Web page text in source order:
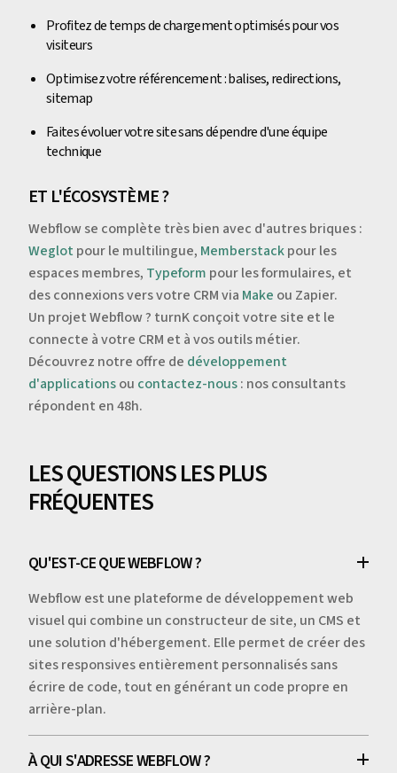
Profitez de temps de chargement optimisés pour vos
visiteurs
Optimisez votre référencement : balises, redirections,
sitemap
Faites évoluer votre site sans dépendre d'une équipe
technique
ET L'ÉCOSYSTÈME ?
Webflow se complète très bien avec d'autres briques :
Weglot pour le multilingue, Memberstackpour les
espaces membres, Typeform pour les formulaires, et
des connexions vers votre CRM via Make ou Zapier.
Un projet Webflow ? turnK conçoit votre site et le
connecte à votre CRM et à vos outils métier.
Découvrez notre offre de développement
d'applicationsou contactez-nous: nos consultants
répondent en 48h.
LES QUESTIONS LES PLUS
FRÉQUENTES
QU'EST-CE QUE WEBFLOW ?
Webflow est une plateforme de développement web
visuel qui combine un constructeur de site, un CMS et
une solution d'hébergement. Elle permet de créer des
sites responsives entièrement personnalisés sans
écrire de code, tout en générant un code propre en
arrière-plan.
À QUI S'ADRESSE WEBFLOW ?